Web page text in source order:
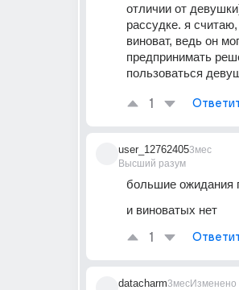
отличии от
рассудке. я
виноват, ведь он мог
предпринимать
пользоваться
1
user_12762405
Высший разум
3мес
большие ожидания
и виноватых нет
1
datacharm3месИзменено